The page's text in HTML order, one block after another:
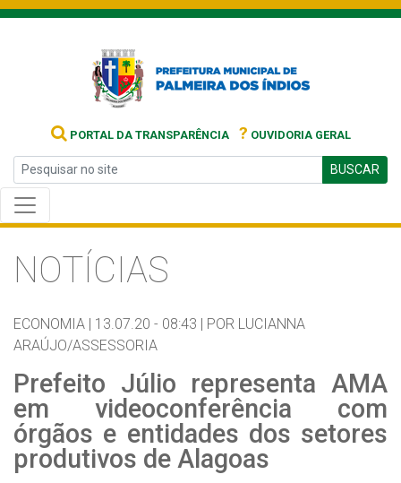
PORTAL DA TRANSPARÊNCIA ? OUVIDORIA GERAL
BUSCAR
NOTÍCIAS
ECONOMIA | 13.07.20 - 08:43 | POR LUCIANNA
ARAÚJO/ASSESSORIA
Prefeito Júlio representa AMA
em videoconferência com
órgãos e entidades dos setores
produtivos de Alagoas